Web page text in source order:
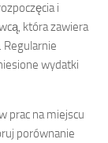
i
która zawiera
wydatki
prac na miejscu
porównanie